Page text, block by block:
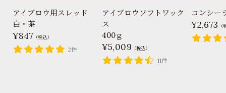
アイブロウ用スレッド
白・茶
847 （税込）
2件
アイブロウソフトワック
ス
400ｇ
5,009 （税込）
11件
コンシー
2,673